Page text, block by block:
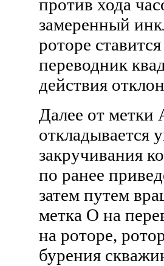
против хода
замеренный
роторе
переводник
действия
Далее от метки
откладывается
закручивания
по ранее
затем путем
метка О на
на роторе,
бурения